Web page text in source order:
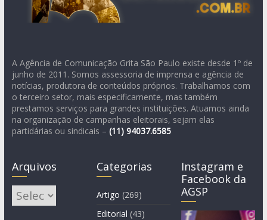
A Agência de Comunicação Grita São Paulo existe desde 1º de
junho de 2011. Somos assessoria de imprensa e agência de
notícias, produtora de conteúdos próprios. Trabalhamos com
o terceiro setor, mais especificamente, mas também
prestamos serviços para grandes instituições. Atuamos ainda
na organização de campanhas eleitorais, sejam elas
partidárias ou sindicais – (11) 94037.6585
Arquivos
Arquivos
Categorias
Artigo (269)
Editorial (43)
Instagram e
Facebook da
AGSP